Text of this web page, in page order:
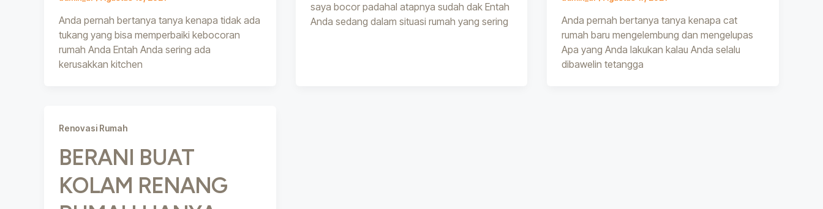
Anda pernah bertanya tanya kenapa tidak ada
tukang yang bisa memperbaiki kebocoran
rumah Anda Entah Anda sering ada
kerusakkan kitchen
saya bocor padahal atapnya sudah dak Entah
Anda sedang dalam situasi rumah yang sering
Anda pernah bertanya tanya kenapa cat
rumah baru mengelembung dan mengelupas
Apa yang Anda lakukan kalau Anda selalu
dibawelin tetangga
Renovasi Rumah
BERANI BUAT
KOLAM RENANG